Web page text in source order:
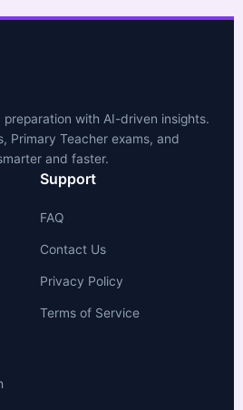
preparation with AI-driven insights.
Primary Teacher exams, and
and faster.
Support
FAQ
Contact Us
Privacy Policy
Terms of Service